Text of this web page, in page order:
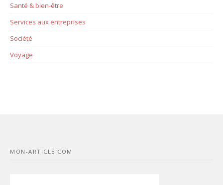
Santé & bien-être
Services aux entreprises
Société
Voyage
MON-ARTICLE.COM